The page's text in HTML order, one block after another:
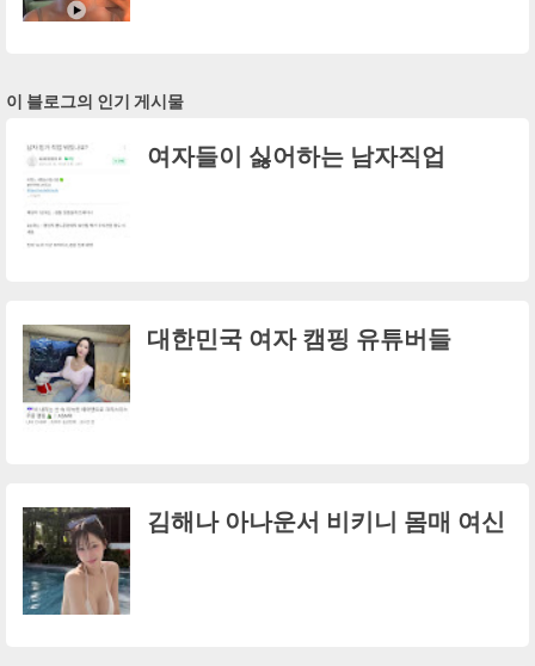
이 블로그의 인기 게시물
여자들이 싫어하는 남자직업
대한민국 여자 캠핑 유튜버들
김해나 아나운서 비키니 몸매 여신